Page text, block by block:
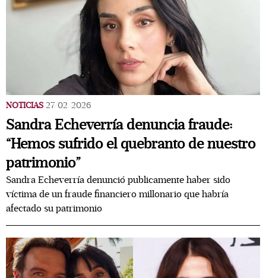
NOTICIAS 27/02/2026
Sandra Echeverría denuncia fraude:
“Hemos sufrido el quebranto de nuestro
patrimonio”
Sandra Echeverría denunció publicamente haber sido
víctima de un fraude financiero millonario que habría
afectado su patrimonio